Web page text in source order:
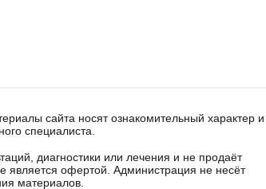
сайта носят ознакомительный характер и
специалиста.
диагностики или лечения и не продаёт
является офертой. Администрация не несёт
материалов.